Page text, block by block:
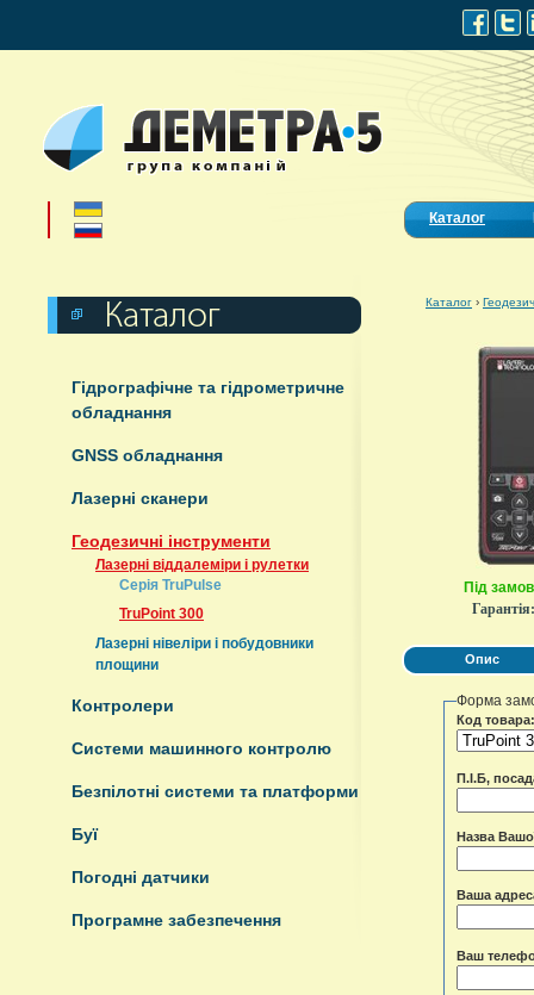
Каталог
Гідрографічне та гідрометричне
обладнання
GNSS обладнання
Лазерні сканери
Геодезичні інструменти
Лазерні віддалеміри і рулетки
Серія TruPulse
TruPoint 300
Лазерні нівеліри і побудовники
площини
Контролери
Системи машинного контролю
Безпілотні системи та платформи
Буї
Погодні датчики
Програмне забезпечення
Каталог ›
Під
Опис
Форма
Код товара:
П.І.Б,
Назва
Ваша
Ваш